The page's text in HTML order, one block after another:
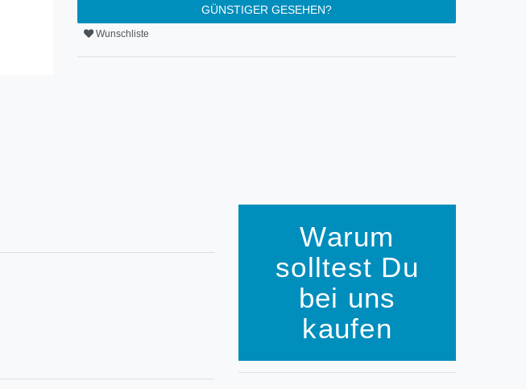
GÜNSTIGER GESEHEN?
Wunschliste
Warum
solltest Du
bei uns
kaufen